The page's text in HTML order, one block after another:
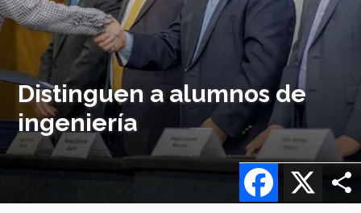
Distinguen a alumnos de
ingeniería
X
Facebook